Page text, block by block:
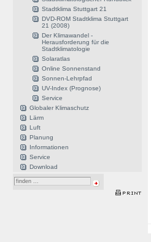
Stadtklima Stuttgart 21
DVD-ROM Stadtklima Stuttgart
21 (2008)
Der Klimawandel -
Herausforderung für die
Stadtklimatologie
Solaratlas
Online Sonnenstand
Sonnen-Lehrpfad
UV-Index (Prognose)
Service
Globaler Klimaschutz
Lärm
Luft
Planung
Informationen
Service
Download